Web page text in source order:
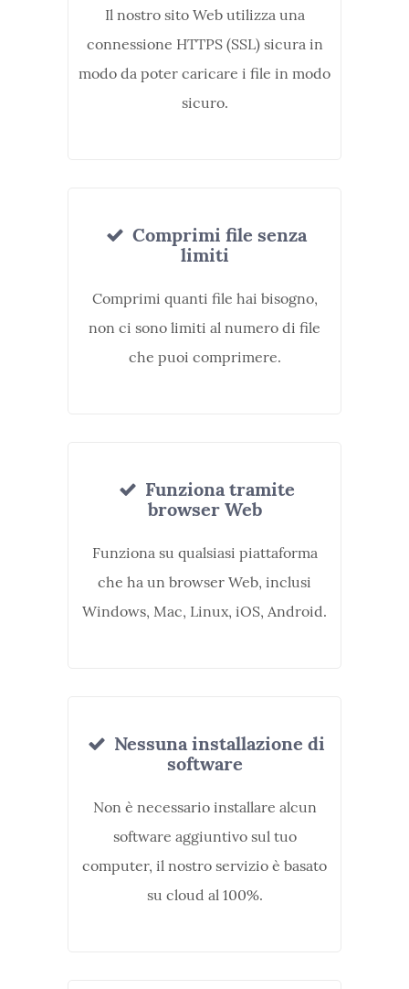
Il nostro sito Web utilizza una
connessione HTTPS (SSL) sicura in
modo da poter caricare i file in modo
sicuro.
Comprimi file senza
limiti
Comprimi quanti file hai bisogno,
non ci sono limiti al numero di file
che puoi comprimere.
Funziona tramite
browser Web
Funziona su qualsiasi piattaforma
che ha un browser Web, inclusi
Windows, Mac, Linux, iOS, Android.
Nessuna installazione di
software
Non è necessario installare alcun
software aggiuntivo sul tuo
computer, il nostro servizio è basato
su cloud al 100%.